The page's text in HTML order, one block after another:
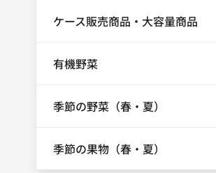
ケース販売商品・大容量商品
有機野菜
季節の野菜（春・夏）
季節の果物（春・夏）